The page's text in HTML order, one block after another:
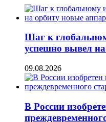
Шаг к
успешно вывел
09.08.2026
В России